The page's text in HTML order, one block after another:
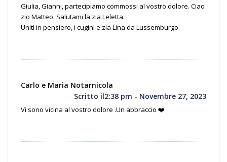
Giulia, Gianni, partecipiamo commossi al vostro dolore. Ciao
zio Matteo. Salutami la zia Leletta.
Uniti in pensiero, i cugini e zia Lina da Lussemburgo.
Carlo e Maria Notarnicola
Scritto il2:38 pm - Novembre 27, 2023
Vi sono vicina al vostro dolore .Un abbraccio ❤️